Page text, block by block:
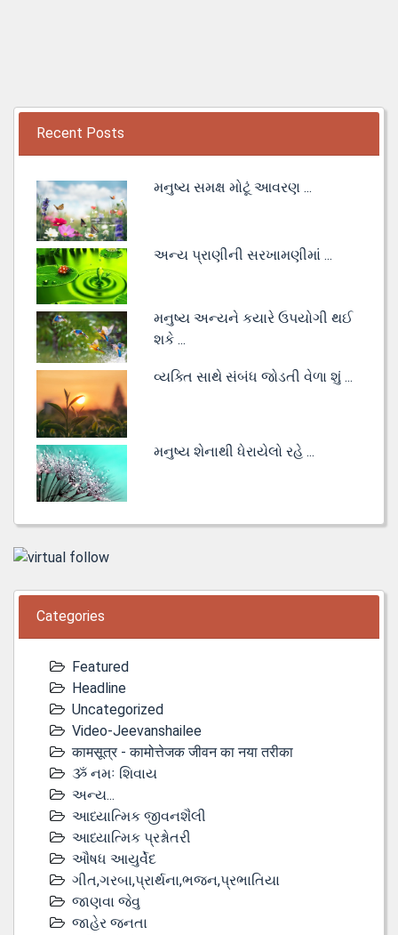
Recent Posts
મનુષ્ય સમક્ષ મોટૂં આવરણ ...
અન્ય પ્રાણીની સરખામણીમાં ...
મનુષ્ય અન્યને કયારે ઉપયોગી થઈ
શકે ...
વ્યક્તિ સાથે સંબંધ જોડતી વેળા શું ...
મનુષ્ય શેનાથી ધેરાયેલો રહે ...
Categories
Featured
Headline
Uncategorized
Video-Jeevanshailee
कामसूत्र - कामोत्तेजक जीवन का नया तरीका
ૐ નમઃ શિવાય
અન્ય...
આધ્યાત્મિક જીવનશૈલી
આધ્યાત્મિક પ્રશ્નોતરી
ઔષધ આયુર્વેદ
ગીત,ગરબા,પ્રાર્થના,ભજન,પ્રભાતિયા
જાણવા જેવુ
જાહેર જનતા